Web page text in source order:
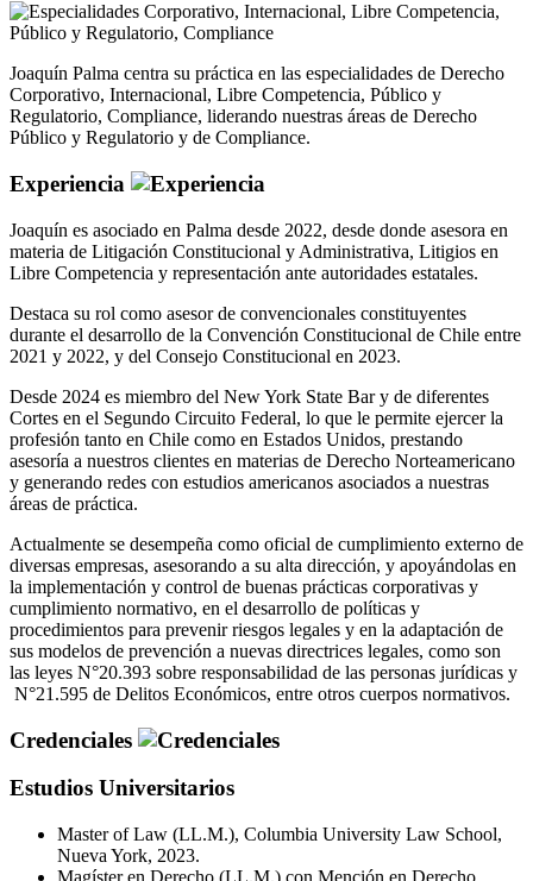
Corporativo, Internacional, Libre Competencia,
Público y Regulatorio, Compliance
Joaquín Palma centra su práctica en las especialidades de Derecho
Corporativo, Internacional, Libre Competencia, Público y
Regulatorio, Compliance, liderando nuestras áreas de Derecho
Público y Regulatorio y de Compliance.
Experiencia
Joaquín es asociado en Palma desde 2022, desde donde asesora en
materia de Litigación Constitucional y Administrativa, Litigios en
Libre Competencia y representación ante autoridades estatales.
Destaca su rol como asesor de convencionales constituyentes
durante el desarrollo de la Convención Constitucional de Chile entre
2021 y 2022, y del Consejo Constitucional en 2023.
Desde 2024 es miembro del New York State Bar y de diferentes
Cortes en el Segundo Circuito Federal, lo que le permite ejercer la
profesión tanto en Chile como en Estados Unidos, prestando
asesoría a nuestros clientes en materias de Derecho Norteamericano
y generando redes con estudios americanos asociados a nuestras
áreas de práctica.
Actualmente se desempeña como oficial de cumplimiento externo de
diversas empresas, asesorando a su alta dirección, y apoyándolas en
la implementación y control de buenas prácticas corporativas y
cumplimiento normativo, en el desarrollo de políticas y
procedimientos para prevenir riesgos legales y en la adaptación de
sus modelos de prevención a nuevas directrices legales, como son
las leyes N°20.393 sobre responsabilidad de las personas jurídicas y
N°21.595 de Delitos Económicos, entre otros cuerpos normativos.
Credenciales
Estudios Universitarios
Master of Law (LL.M.), Columbia University Law School,
Nueva York, 2023.
Magíster en Derecho (LL.M.) con Mención en Derecho